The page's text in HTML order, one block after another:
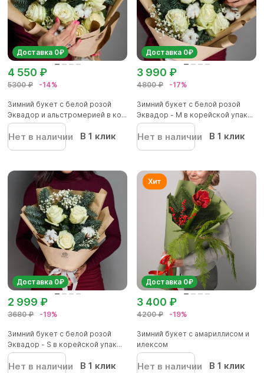
Доставка 0₽
5300 ₽ -14%
4 550 ₽
Зимний букет с белой розой
Эквадор и альстромерией в ко...
Нет в наличии В 1 клик
Доставка 0₽
4800 ₽ -17%
3 990 ₽
Зимний букет с белой розой
Эквадор - М в корейской упак...
Нет в наличии В 1 клик
Доставка 0₽
3680 ₽ -19%
2 999 ₽
Зимний букет с белой розой
Эквадор - S в корейской упак...
Нет в наличии В 1 клик
Доставка 0₽
4200 ₽ -19%
3 400 ₽
Зимний букет с амариллисом и
илексом
Нет в наличии В 1 клик